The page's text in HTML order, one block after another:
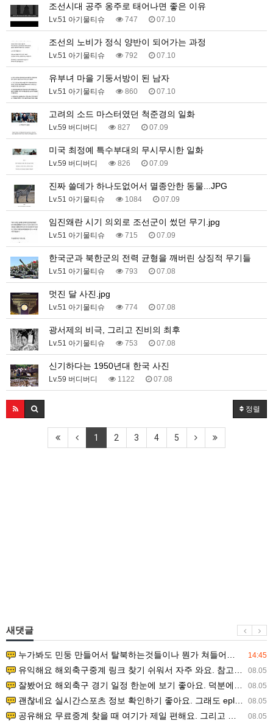
조선시대 공주 옹주로 태어나면 좋은 이유
Lv.51 아기물티슈 747 07.10
조선의 노비가 정식 양반이 되어가는 과정
Lv.51 아기물티슈 792 07.10
유부녀 마을 기둥서방이 된 남자
Lv.51 아기물티슈 860 07.10
고려의 소드 마스터였던 척준경의 일화
Lv.59 버디버디 827 07.09
미국 최정예 특수부대의 무시무시한 일화
Lv.59 버디버디 826 07.09
진짜 쓸데가 하나도없어서 멸종안한 동물...JPG
Lv.51 아기물티슈 1084 07.09
임진왜란 시기 의외로 조선군이 썼던 무기.jpg
Lv.51 아기물티슈 715 07.09
한국군과 북한군의 전력 균형을 깨버린 상징적 무기들
Lv.51 아기물티슈 793 07.08
멋진 달 사진.jpg
Lv.51 아기물티슈 774 07.08
광서제의 비극, 그리고 진비의 최후
Lv.51 아기물티슈 753 07.08
신기하다는 1950년대 한국 사진
Lv.59 버디버디 1122 07.08
정렬
1 2 3 4 5
새댓글
14:45
누가봐도 민둥 만들어서 탈북하는것들이나 뭔가 쳐들어오는 낌새를 미리 알아차리기 위함이지 저걸 전쟁준비라고 하…
08.05
유익해요 해외축구중계 링크 찾기 쉬워서 자주 와요. 참고로 무료스포츠중계 정보 확인할 때 출처 꼭 체크해요.…
08.05
잘봤어요 해외축구 경기 일정 한눈에 보기 좋아요. 덕분에 epl중계 볼 때 공식 중계 채널 먼저 찾아봐요. …
08.05
괜찮네요 실시간스포츠 정보 확인하기 좋아요. 그래도 epl중계 볼 때 공식 중계 채널 먼저 찾아봐요. 북마크…
08.05
공유해요 무료중계 찾을 때 여기가 제일 편해요. 그리고 무료스포츠중계 정보 확인할 때 출처 꼭 체크해요. 앞…